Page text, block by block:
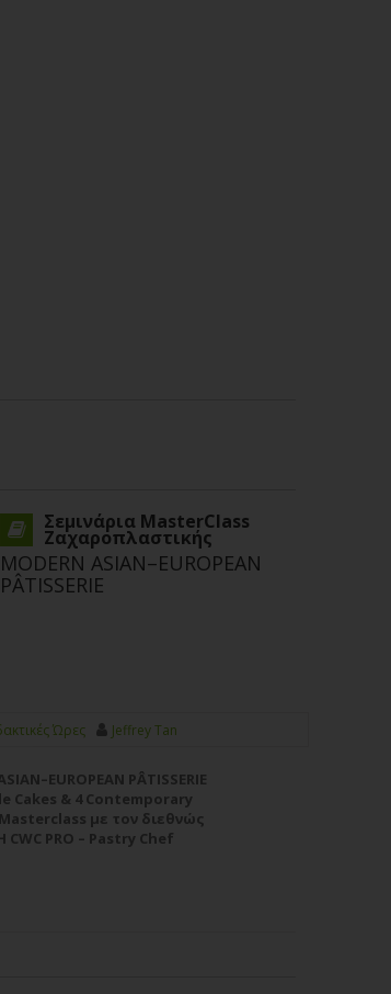
Σεμινάρια MasterClass
Ζαχαροπλαστικής
MODERN ASIAN–EUROPEAN
PÂTISSERIE
Ώρες Jeffrey Tan
PÂTISSERIE
Cakes & 4 Contemporary
με τον διεθνώς
PRO – Pastry Chef